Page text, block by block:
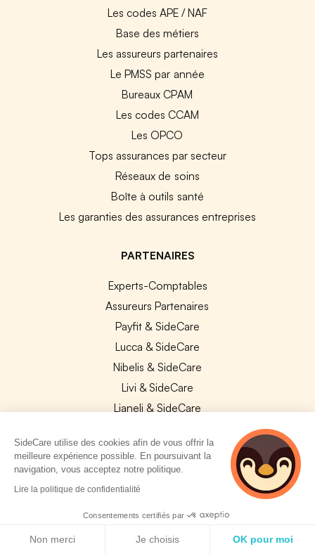
Les codes APE / NAF
Base des métiers
Les assureurs partenaires
Le PMSS par année
Bureaux CPAM
Les codes CCAM
Les OPCO
Tops assurances par secteur
Réseaux de soins
Boîte à outils santé
Les garanties des assurances entreprises
PARTENAIRES
Experts-Comptables
Assureurs Partenaires
Payfit & SideCare
Lucca & SideCare
Nibelis & SideCare
Livi & SideCare
Lianeli & SideCare
API & INTEGRATIONS
API SideCare
Les SIRH / Systèmes de paie connectés
A PROPOS
SideCare utilise des cookies afin de vous offrir la
meilleure expérience possible. En poursuivant la
navigation, vous acceptez notre politique.
Lire la politique de confidentialité
Consentements certifiés par
Non merci Je choisis OK pour moi
2 personnes
consultent
actuellement cette